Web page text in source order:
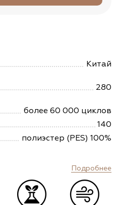
Китай
280
более 60 000 циклов
140
полиэстер (PES) 100%
Подробнее